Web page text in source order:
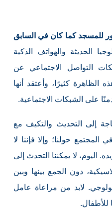
للمسجد كما كان في السابق
الحديثة والهواتف الذكية
التواصل الاجتماعي عن
الظاهرة كثيرًا، وأعتقد أنها
على الشبكات الاجتماعية.
إلى التحديث والتكيف مع
المجتمع حولنا؛ وإلا فإننا لا
اليوم، لا يمكننا التحدث إلى
دون الجمع بينها وبين
لابد من مراعاة عامل
للأطفال.